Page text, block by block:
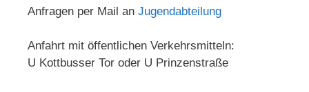
Anfragen per Mail an Jugendabteilung
Anfahrt mit öffentlichen Verkehrsmitteln:
U Kottbusser Tor oder U Prinzenstraße